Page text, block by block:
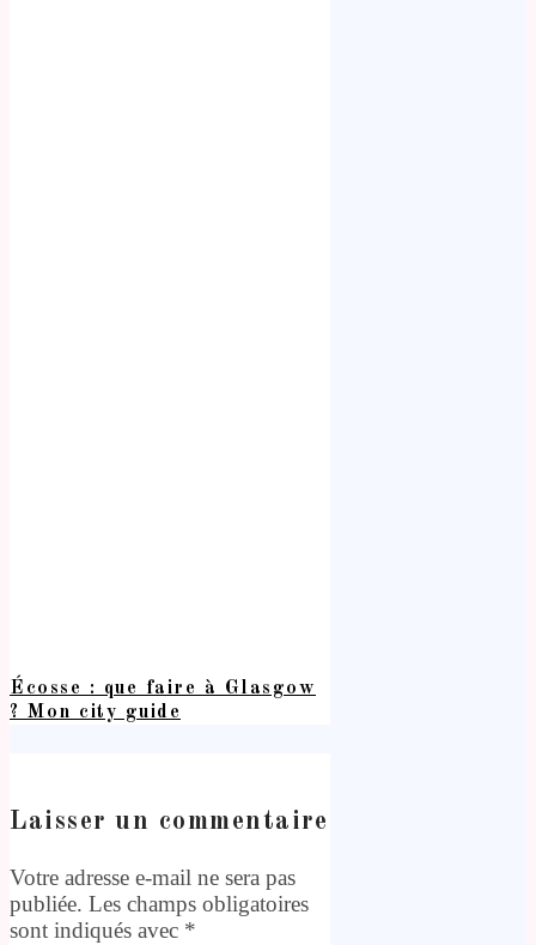
Écosse : que faire à Glasgow
? Mon city guide
Laisser un commentaire
Votre adresse e-mail ne sera pas
publiée. Les champs obligatoires
sont indiqués avec *